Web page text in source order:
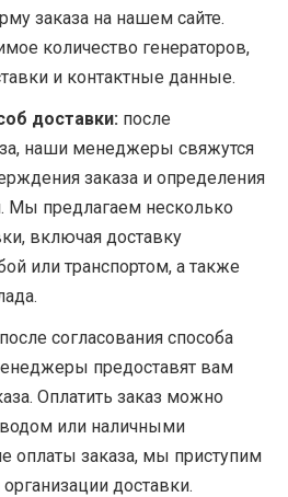
заказа на нашем сайте.
количество генераторов,
и контактные данные.
доставки: после
наши менеджеры свяжутся
заказа и определения
Мы предлагаем несколько
включая доставку
или транспортом, а также
после согласования способа
предоставят вам
Оплатить заказ можно
или наличными
оплаты заказа, мы приступим
доставки.